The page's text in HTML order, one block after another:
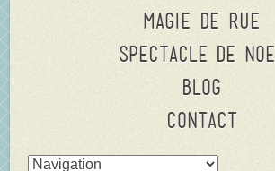
Magie de rue
Spectacle de Noel
Blog
Contact